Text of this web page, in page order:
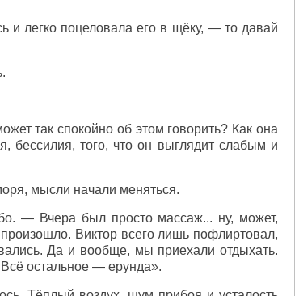
легко поцеловала его в щёку, — то давай
так спокойно об этом говорить? Как она
бессилия, того, что он выглядит слабым и
мысли начали меняться.
— Вчера был просто массаж... ну, может,
Виктор всего лишь пофлиртовал,
Да и вообще, мы приехали отдыхать.
остальное — ерунда».